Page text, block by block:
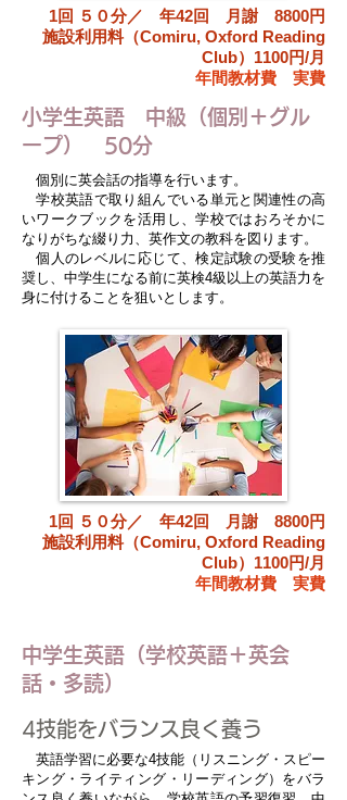
1回 ５０分／ 年42回 月謝 8800円
施設利用料（Comiru, Oxford Reading
Club）1100円/月
​年間教材費 実費
小学生英語 中級（個別＋グル
ープ） 50分
個別に英会話の指導を行います。
学校英語で取り組んでいる単元と関連性の高
いワークブックを活用し、学校ではおろそかに
なりがちな綴り力、英作文の教科を図ります。
個人のレベルに応じて、検定試験の受験を推
奨し、中学生になる前に英検4級以上の英語力を
身に付けることを狙いとします。
1回 ５０分／ 年42回 月謝 8800円
施設利用料（Comiru, Oxford Reading
Club）1100円/月
​年間教材費 実費
中学生英語（学校英語＋英会
話・多読）
4技能をバランス良く養う
英語学習に必要な4技能（リスニング・スピー
キング・ライティング・リーディング）をバラ